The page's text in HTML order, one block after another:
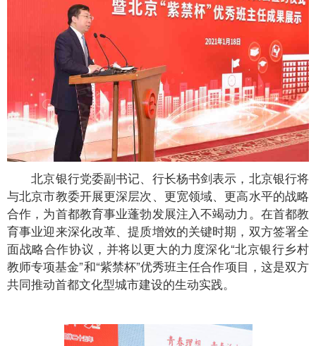
北京银行党委副书记、行长杨书剑表示，北京银行将
与北京市教委开展更深层次、更宽领域、更高水平的战略
合作，为首都教育事业蓬勃发展注入不竭动力。在首都教
育事业迎来深化改革、提质增效的关键时期，双方签署全
面战略合作协议，并将以更大的力度深化“北京银行乡村
教师专项基金”和“紫禁杯”优秀班主任合作项目，这是双方
共同推动首都文化型城市建设的生动实践。